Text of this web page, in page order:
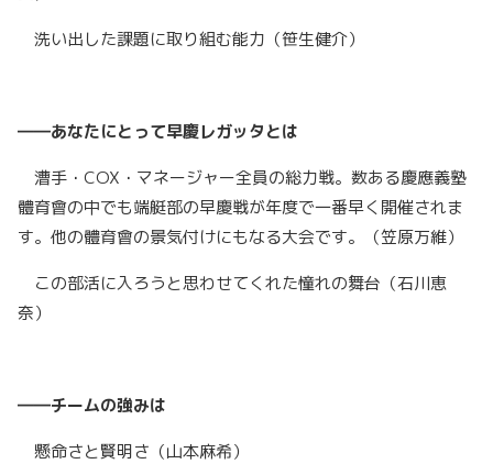
洗い出した課題に取り組む能力（笹生健介）
――あなたにとって早慶レガッタとは
漕手・COX・マネージャー全員の総力戦。数ある慶應義塾
體育會の中でも端艇部の早慶戦が年度で一番早く開催されま
す。他の體育會の景気付けにもなる大会です。（笠原万維）
この部活に入ろうと思わせてくれた憧れの舞台（石川恵
奈）
――チームの強みは
懸命さと賢明さ（山本麻希）